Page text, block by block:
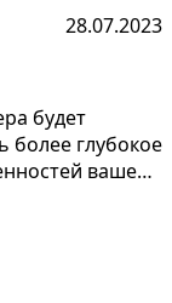
28.07.2023
будет
более глубокое
вашей